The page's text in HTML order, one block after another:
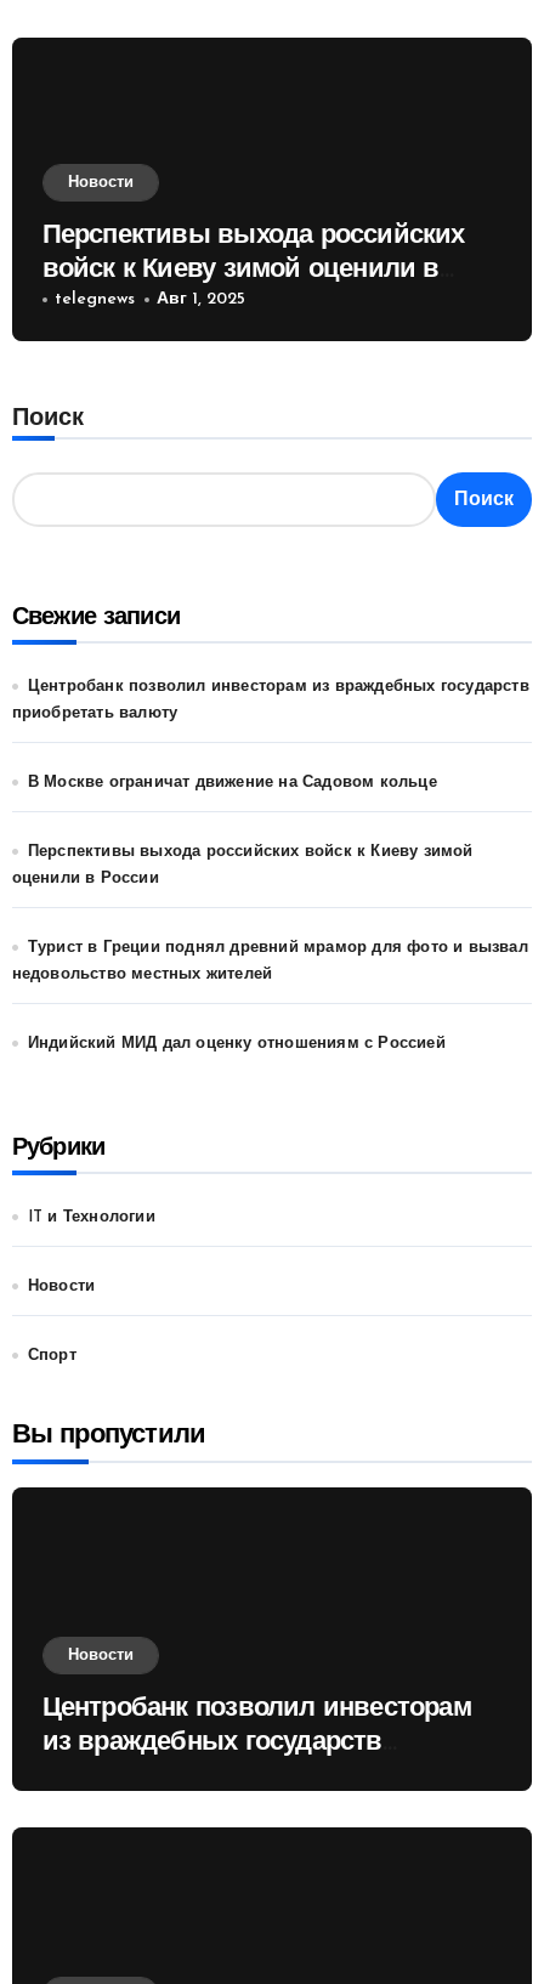
Новости
Перспективы выхода российских
войск к Киеву зимой оценили в
России
telegnews Авг 1, 2025
Поиск
Поиск
Свежие записи
Центробанк позволил инвесторам из враждебных государств
приобретать валюту
В Москве ограничат движение на Садовом кольце
Перспективы выхода российских войск к Киеву зимой
оценили в России
Турист в Греции поднял древний мрамор для фото и вызвал
недовольство местных жителей
Индийский МИД дал оценку отношениям с Россией
Рубрики
IT и Технологии
Новости
Спорт
Вы пропустили
Новости
Центробанк позволил инвесторам
из враждебных государств